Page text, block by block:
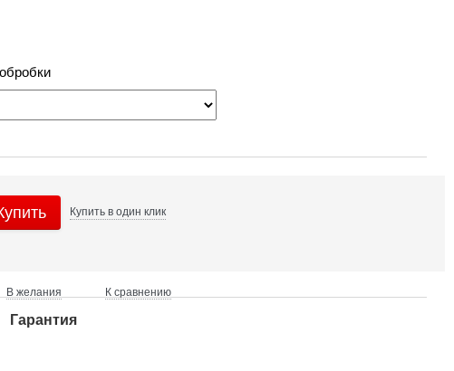
Купить в один клик
В желания К сравнению
Гарантия